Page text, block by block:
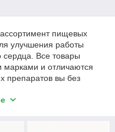
пищевых
улучшения работы
Все товары
марками и отличаются
препаратов вы без